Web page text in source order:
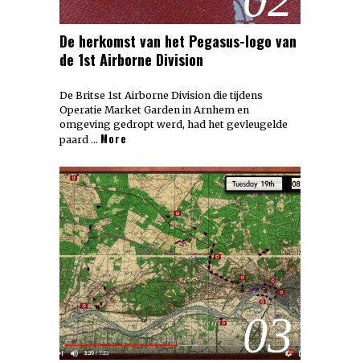
De herkomst van het Pegasus-logo van
de 1st Airborne Division
De Britse 1st Airborne Division die tijdens
Operatie Market Garden in Arnhem en
omgeving gedropt werd, had het gevleugelde
paard … More
03